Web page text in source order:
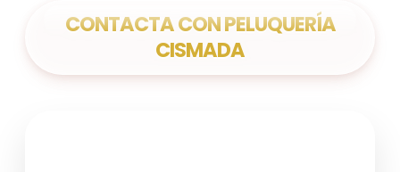
CONTACTA CON PELUQUERÍA
CISMADA